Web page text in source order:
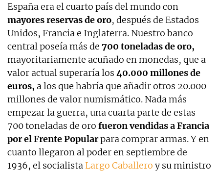
España era el cuarto país del mundo con
mayores reservas de oro, después de Estados
Unidos, Francia e Inglaterra. Nuestro banco
central poseía más de 700 toneladas de oro,
mayoritariamente acuñado en monedas, que a
valor actual superaría los 40.000 millones de
euros, a los que habría que añadir otros 20.000
millones de valor numismático. Nada más
empezar la guerra, una cuarta parte de estas
700 toneladas de oro fueron vendidas a Francia
por el Frente Popularpara comprar armas. Y en
cuanto llegaron al poder en septiembre de
1936, el socialista Largo Caballero y su ministro